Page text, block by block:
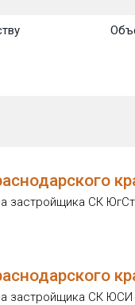
застройщика СК
застройщика СК ЮСИ